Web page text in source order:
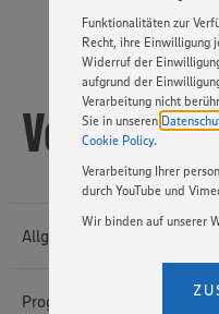
Funktionalitäten zur
Recht, ihre Einwilligung
Widerruf der
aufgrund der
Verarbeitung nicht
Sie in unseren
Cookie Policy.
Verarbeitung Ihrer
durch YouTube und
Wir binden auf unserer
Einstellungen bezüglich
ein, dass Ihre Daten (IP-
Allgemeine Informationen
Programm